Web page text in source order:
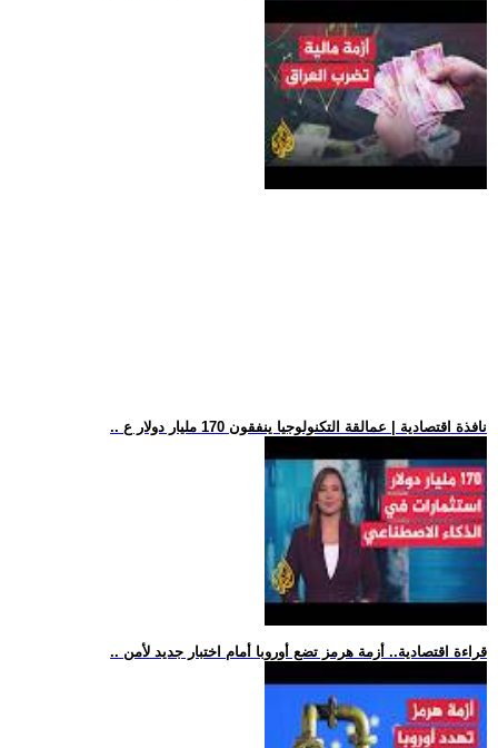
.. نافذة اقتصادية | عمالقة التكنولوجيا ينفقون 170 مليار دولار ع
.. قراءة اقتصادية.. أزمة هرمز تضع أوروبا أمام اختبار جديد لأمن